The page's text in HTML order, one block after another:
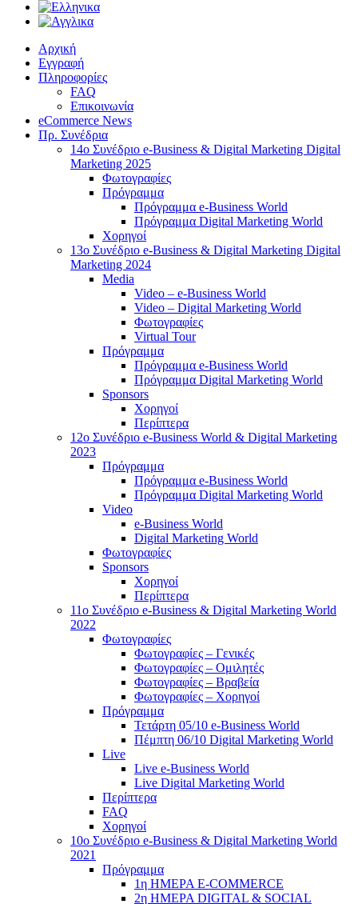
Αρχική
Εγγραφή
Πληροφορίες
FAQ
Επικοινωνία
eCommerce News
Πρ. Συνέδρια
14o Συνέδριο e-Business & Digital Marketing Digital
Marketing 2025
Φωτογραφίες
Πρόγραμμα
Πρόγραμμα e-Business World
Πρόγραμμα Digital Marketing World
Χορηγοί
13o Συνέδριο e-Business & Digital Marketing Digital
Marketing 2024
Media
Video – e-Business World
Video – Digital Marketing World
Φωτογραφίες
Virtual Tour
Πρόγραμμα
Πρόγραμμα e-Business World
Πρόγραμμα Digital Marketing World
Sponsors
Χορηγοί
Περίπτερα
12o Συνέδριο e-Business World & Digital Marketing
2023
Πρόγραμμα
Πρόγραμμα e-Business World
Πρόγραμμα Digital Marketing World
Video
e-Business World
Digital Marketing World
Φωτογραφίες
Sponsors
Χορηγοί
Περίπτερα
11ο Συνέδριο e-Business & Digital Marketing World
2022
Φωτογραφίες
Φωτογραφίες – Γενικές
Φωτογραφίες – Ομιλητές
Φωτογραφίες – Βραβεία
Φωτογραφίες – Χορηγοί
Πρόγραμμα
Τετάρτη 05/10 e-Business World
Πέμπτη 06/10 Digital Marketing World
Live
Live e-Business World
Live Digital Marketing World
Περίπτερα
FAQ
Χορηγοί
10o Συνέδριο e-Business & Digital Marketing World
2021
Πρόγραμμα
1η ΗΜΕΡΑ E-COMMERCE
2η ΗΜΕΡΑ DIGITAL & SOCIAL